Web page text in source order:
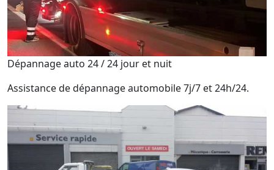
Dépannage auto 24 / 24 jour et nuit
Assistance de dépannage automobile 7j/7 et 24h/24.